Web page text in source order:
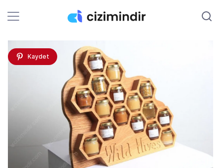
Kaydet